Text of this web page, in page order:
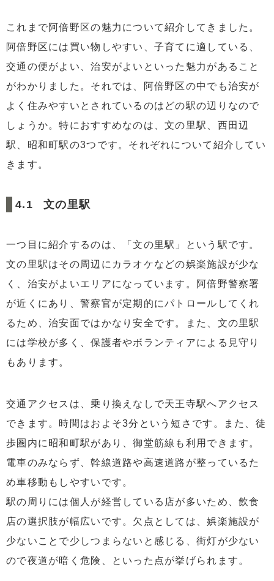
これまで阿倍野区の魅力について紹介してきました。
阿倍野区には買い物しやすい、子育てに適している、
交通の便がよい、治安がよいといった魅力があること
がわかりました。それでは、阿倍野区の中でも治安が
よく住みやすいとされているのはどの駅の辺りなので
しょうか。特におすすめなのは、文の里駅、西田辺
駅、昭和町駅の3つです。それぞれについて紹介してい
きます。
文の里駅
一つ目に紹介するのは、「文の里駅」という駅です。
文の里駅はその周辺にカラオケなどの娯楽施設が少な
く、治安がよいエリアになっています。阿倍野警察署
が近くにあり、警察官が定期的にパトロールしてくれ
るため、治安面ではかなり安全です。また、文の里駅
には学校が多く、保護者やボランティアによる見守り
もあります。
交通アクセスは、乗り換えなしで天王寺駅へアクセス
できます。時間はおよそ3分という短さです。また、徒
歩圏内に昭和町駅があり、御堂筋線も利用できます。
電車のみならず、幹線道路や高速道路が整っているた
め車移動もしやすいです。
駅の周りには個人が経営している店が多いため、飲食
店の選択肢が幅広いです。欠点としては、娯楽施設が
少ないことで少しつまらないと感じる、街灯が少ない
ので夜道が暗く危険、といった点が挙げられます。